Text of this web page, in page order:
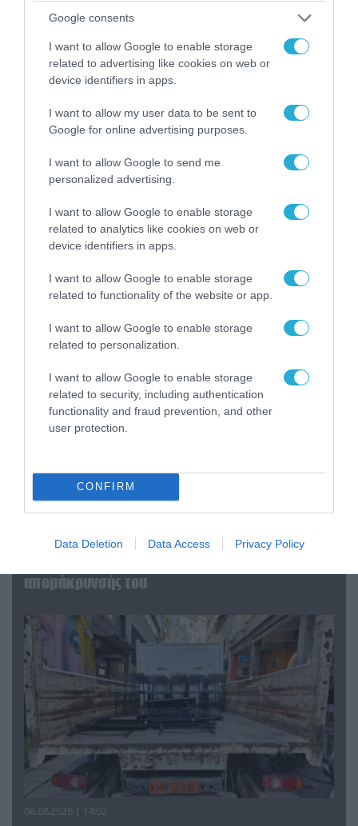
Google consents
I want to allow Google to enable storage
related to advertising like cookies on web or
device identifiers in apps.
I want to allow my user data to be sent to
Google for online advertising purposes.
I want to allow Google to send me
personalized advertising.
I want to allow Google to enable storage
related to analytics like cookies on web or
device identifiers in apps.
I want to allow Google to enable storage
related to functionality of the website or app.
I want to allow Google to enable storage
related to personalization.
I want to allow Google to enable storage
related to security, including authentication
functionality and fraud prevention, and other
user protection.
CONFIRM
Data Deletion Data Access Privacy Policy
ΠΟΛΙΤΙΚΗ
«Η απόλυτη τραγωδία»: Η «αιχμηρή» ανάρτηση
του Αρκά για τα τατουάζ (φωτο)
Ο Γιάννης Αλαφούζος «τέλειωσε» τον
απομάκρυνσής του
06.08.2026 | 14:02